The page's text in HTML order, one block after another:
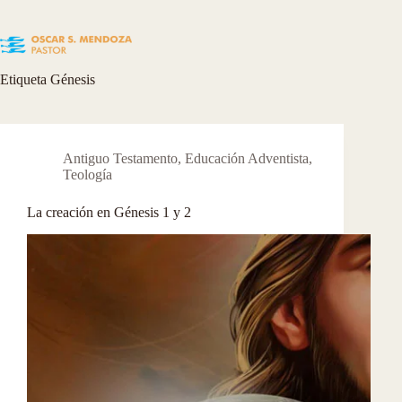
content
Etiqueta Génesis
Antiguo Testamento, Educación Adventista,
Teología
La creación en Génesis 1 y 2